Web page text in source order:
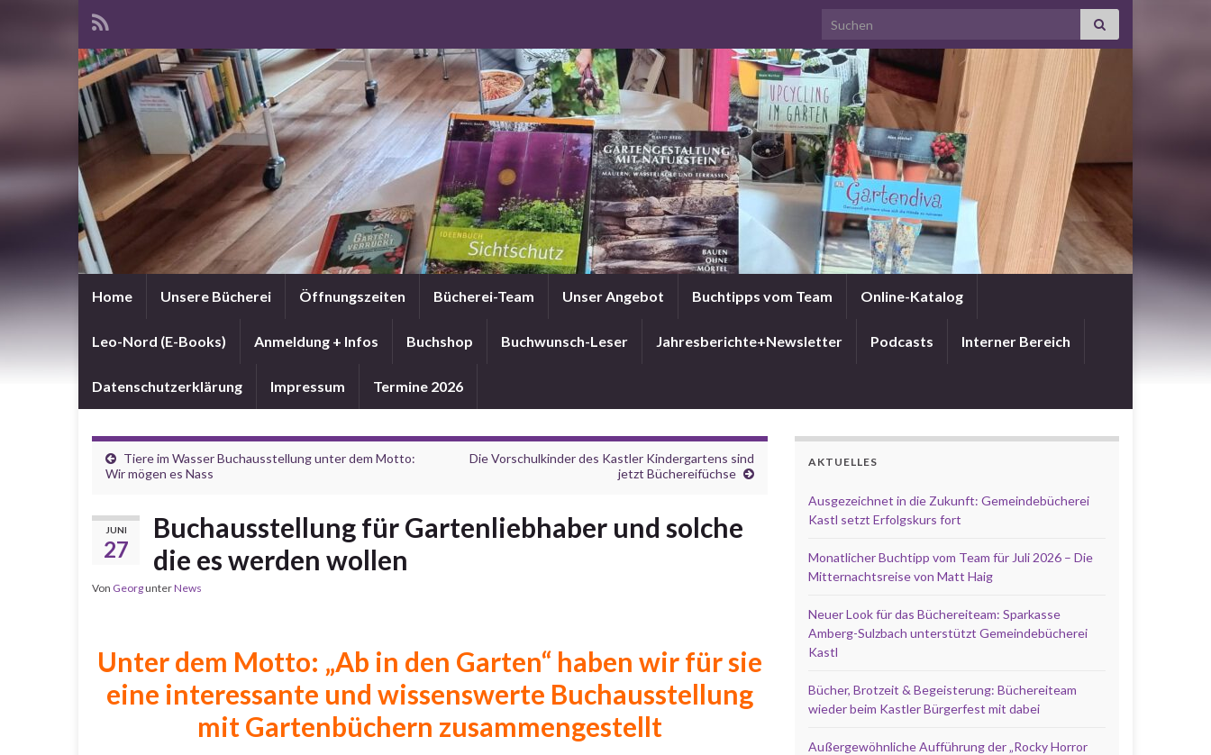
Search for:
Home Unsere Bücherei Öffnungszeiten Bücherei-Team Unser Angebot Buchtipps vom Team Online-Katalog
Leo-Nord (E-Books) Anmeldung + Infos Buchshop Buchwunsch-Leser Jahresberichte+Newsletter Podcasts Interner Bereich
Datenschutzerklärung Impressum Termine 2026
Tiere im Wasser Buchausstellung unter dem Motto:
Wir mögen es Nass
Die Vorschulkinder des Kastler Kindergartens sind
jetzt Büchereifüchse
JUNI
27
Buchausstellung für Gartenliebhaber und solche
die es werden wollen
Von GeorgunterNews
Unter dem Motto: „Ab in den Garten“ haben wir für sie
eine interessante und wissenswerte Buchausstellung
mit Gartenbüchern zusammengestellt
AKTUELLES
Ausgezeichnet in die Zukunft: Gemeindebücherei
Kastl setzt Erfolgskurs fort
Monatlicher Buchtipp vom Team für Juli 2026 – Die
Mitternachtsreise von Matt Haig
Neuer Look für das Büchereiteam: Sparkasse
Amberg-Sulzbach unterstützt Gemeindebücherei
Kastl
Bücher, Brotzeit & Begeisterung: Büchereiteam
wieder beim Kastler Bürgerfest mit dabei
Außergewöhnliche Aufführung der „Rocky Horror